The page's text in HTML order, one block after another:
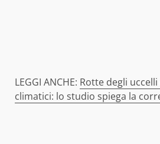
LEGGI ANCHE: Rotte degli
climatici: lo studio spiega la